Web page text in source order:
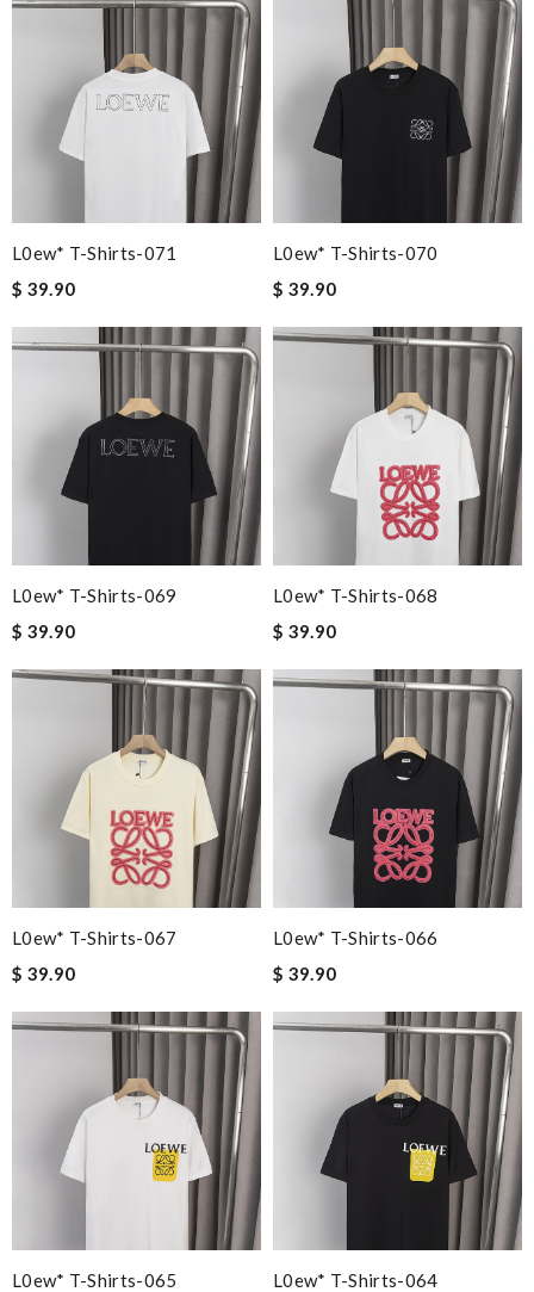
L0ew* T-Shirts-071
$ 39.90
L0ew* T-Shirts-070
$ 39.90
L0ew* T-Shirts-069
$ 39.90
L0ew* T-Shirts-068
$ 39.90
L0ew* T-Shirts-067
$ 39.90
L0ew* T-Shirts-066
$ 39.90
L0ew* T-Shirts-065
L0ew* T-Shirts-064